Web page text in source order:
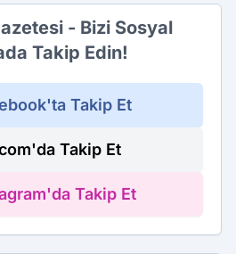
- Bizi Sosyal
Takip Edin!
Takip Et
Takip Et
Takip Et